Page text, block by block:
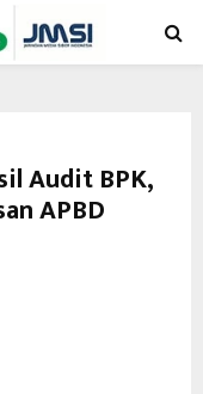
Audit BPK,
APBD